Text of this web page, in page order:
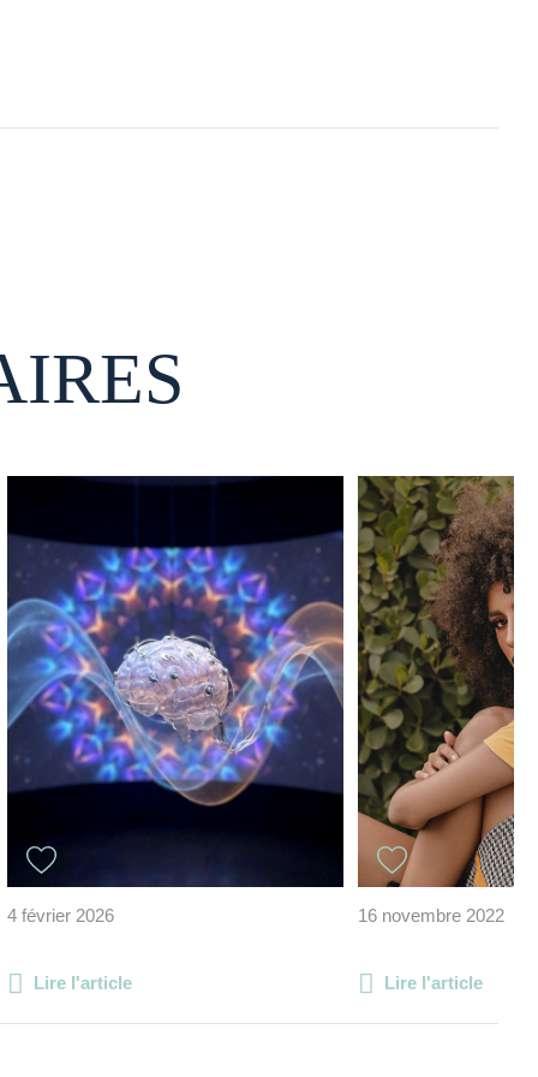
4 février 2026
Lire l'article
16 novembre 2022
Lire l'article